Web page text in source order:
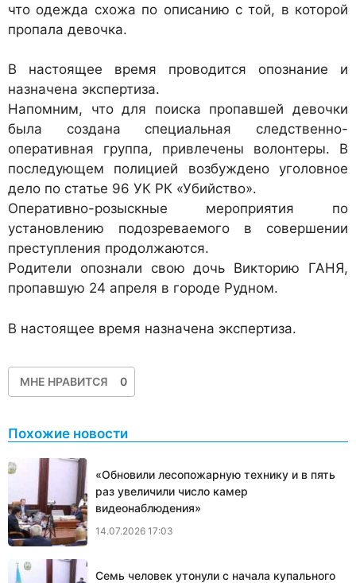
что одежда схожа по описанию с той, в которой
пропала девочка.
В настоящее время проводится опознание и
назначена экспертиза.
Напомним, что для поиска пропавшей девочки
была создана специальная следственно-
оперативная группа, привлечены волонтеры. В
последующем полицией возбуждено уголовное
дело по статье 96 УК РК «Убийство».
Оперативно-розыскные мероприятия по
установлению подозреваемого в совершении
преступления продолжаются.
Родители опознали свою дочь Викторию ГАНЯ,
пропавшую 24 апреля в городе Рудном.
В настоящее время назначена экспертиза.
МНЕ НРАВИТСЯ 0
Похожие новости
«Обновили лесопожарную технику и в пять
раз увеличили число камер
видеонаблюдения»
14.07.2026 17:03
Семь человек утонули с начала купального